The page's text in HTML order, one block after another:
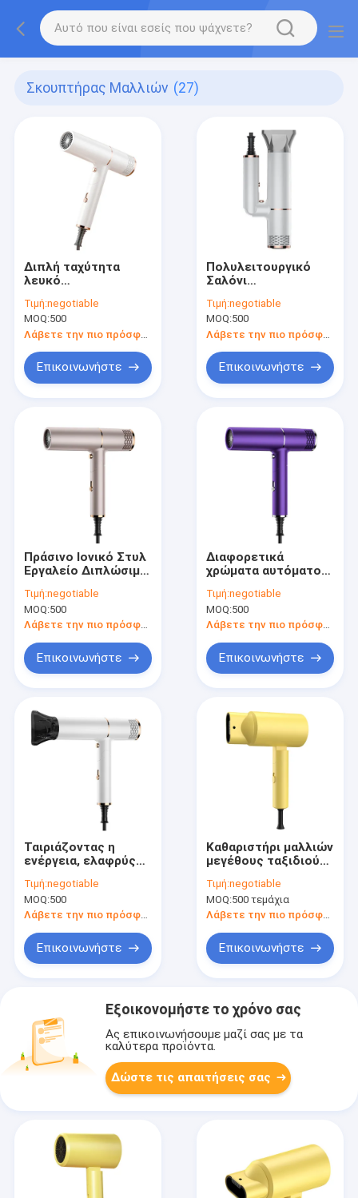
Σκουπτήρας Μαλλιών (27)
Διπλή ταχύτητα
λευκό
στεγνωτήρα μαλλιών
με 3 ρυθμίσεις
θερμότητας και
δυνατότητα
αναδίπλωσης
Τιμή:negotiable
MOQ:500
Λάβετε την πιο πρόσφατη τιμή
Επικοινωνήστε
Πολυλειτουργικό
Σαλόνι
Δυνατό Πλαστικό
Ταξιδιωτικό
Ξηραντήρα Μαλλιών
Με Παγκόσμια
Σφραγίδες
Τιμή:negotiable
MOQ:500
Επικοινωνήστε
Πράσινο Ιονικό Στυλ
Εργαλείο Διπλώσιμο
κουμπί ψύξης
Τιμή:negotiable
MOQ:500
Λάβετε την πιο πρόσφατη τιμή
Επικοινωνήστε
Διαφορετικά
χρώματα αυτόματο
μαλλιών με πρότυπο
σχεδιασμό
πλέγματος
Τιμή:negotiable
MOQ:500
Επικοινωνήστε
Ταιριάζοντας η
ενέργεια, ελαφρύς
στεγνωτής μαλλιών
με ABS PC
Τιμή:negotiable
MOQ:500
Λάβετε την πιο πρόσφατη τιμή
Επικοινωνήστε
Καθαριστήρι μαλλιών
μεγέθους ταξιδιού
άνεμο και κινητήρα
υψηλής ταχύτητας
κίτρινο
Τιμή:negotiable
MOQ:500 τεμάχια
Λάβετε την πιο πρόσφατη τιμή
Επικοινωνήστε
Εξοικονομήστε το χρόνο σας
Ας επικοινωνήσουμε μαζί σας με τα
καλύτερα προϊόντα.
Δώστε τις απαιτήσεις σας